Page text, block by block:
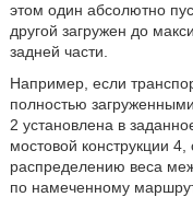
этом один абсолютно
другой загружен до
задней части.
Например, если
полностью
2 установлена в
мостовой конструкции
распределению веса
по намеченному